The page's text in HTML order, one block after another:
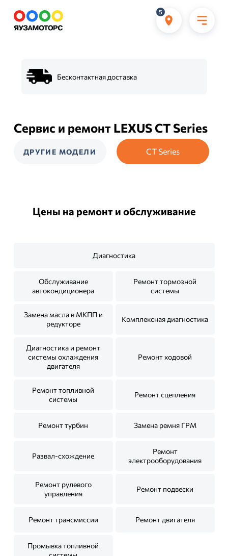
5
Бесконтактная доставка
Сервис и ремонт LEXUS CT Series
ДРУГИЕ МОДЕЛИ CT Series
Цены на ремонт и обслуживание
Диагностика
Обслуживание
автокондиционера
Ремонт тормозной
системы
Замена масла в МКПП и
редукторе
Комплексная диагностика
Диагностика и ремонт
системы охлаждения
двигателя
Ремонт ходовой
Ремонт топливной
системы
Ремонт сцепления
Ремонт турбин Замена ремня ГРМ
Развал-схождение
Ремонт
электрооборудования
Ремонт рулевого
управления
Ремонт подвески
Ремонт трансмиссии Ремонт двигателя
Промывка топливной